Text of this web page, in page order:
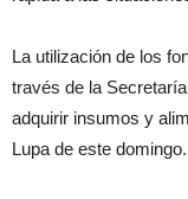
La utilización de los
través de la
adquirir insumos y
Lupa de este domingo.